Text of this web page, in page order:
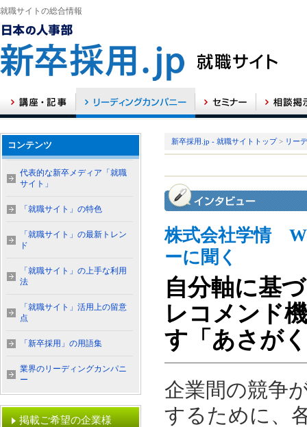
就職サイトの総合情報
新卒採用.jp - 就職サイトトップ> リー
株式会社学情
ーに聞く
自分軸に基
レコメンド
す「あさが
企業間の競争
するために、
コンテンツ
代表的な新卒メディア「就職
サイト」
「就職サイト」の特色
「就職サイト」の最新トレン
ド
「就職サイト」の上手な利用
法
「就職サイト」活用上の留意
点
「新卒採用」の用語集
業界のリーディングカンパニ
ー
掲載ご希望の企業様